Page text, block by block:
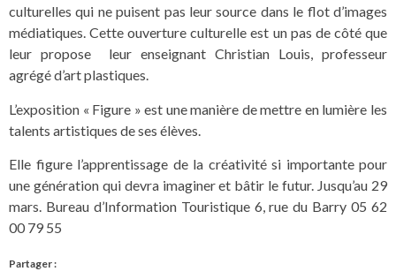
culturelles qui ne puisent pas leur source dans le flot d’images
médiatiques. Cette ouverture culturelle est un pas de côté que
leur propose leur enseignant Christian Louis, professeur
agrégé d’art plastiques.
L’exposition « Figure » est une manière de mettre en lumière les
talents artistiques de ses élèves.
Elle figure l’apprentissage de la créativité si importante pour
une génération qui devra imaginer et bâtir le futur. Jusqu’au 29
mars. Bureau d’Information Touristique 6, rue du Barry 05 62
00 79 55
Partager :